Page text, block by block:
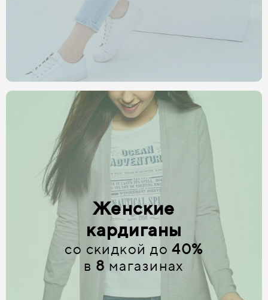
Женские
кардиганы
со скидкой до40%
в 8 магазинах